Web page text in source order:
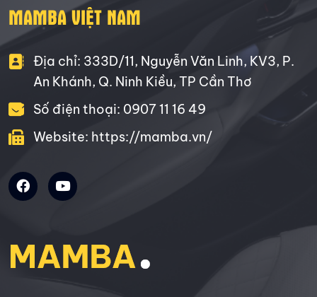
MAMBA VIỆT NAM
Địa chỉ: 333D/11, Nguyễn Văn Linh, KV3, P.
An Khánh, Q. Ninh Kiều, TP Cần Thơ
Số điện thoại: 0907 11 16 49
Website: https://mamba.vn/